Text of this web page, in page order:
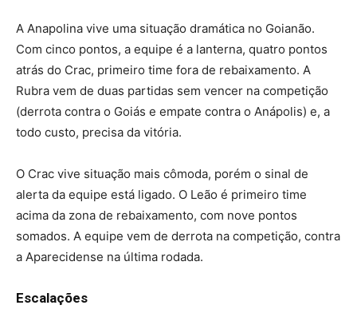
A Anapolina vive uma situação dramática no Goianão.
Com cinco pontos, a equipe é a lanterna, quatro pontos
atrás do Crac, primeiro time fora de rebaixamento. A
Rubra vem de duas partidas sem vencer na competição
(derrota contra o Goiás e empate contra o Anápolis) e, a
todo custo, precisa da vitória.
O Crac vive situação mais cômoda, porém o sinal de
alerta da equipe está ligado. O Leão é primeiro time
acima da zona de rebaixamento, com nove pontos
somados. A equipe vem de derrota na competição, contra
a Aparecidense na última rodada.
Escalações